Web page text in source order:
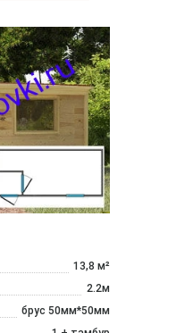
13,8 м²
2.2м
брус 50мм*50мм